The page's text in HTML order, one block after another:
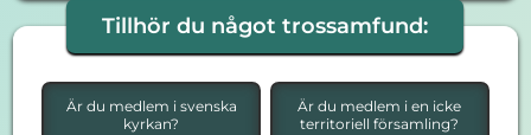
Tillhör du något trossamfund:
Är du medlem i svenska
kyrkan?
Är du medlem i en icke
territoriell församling?